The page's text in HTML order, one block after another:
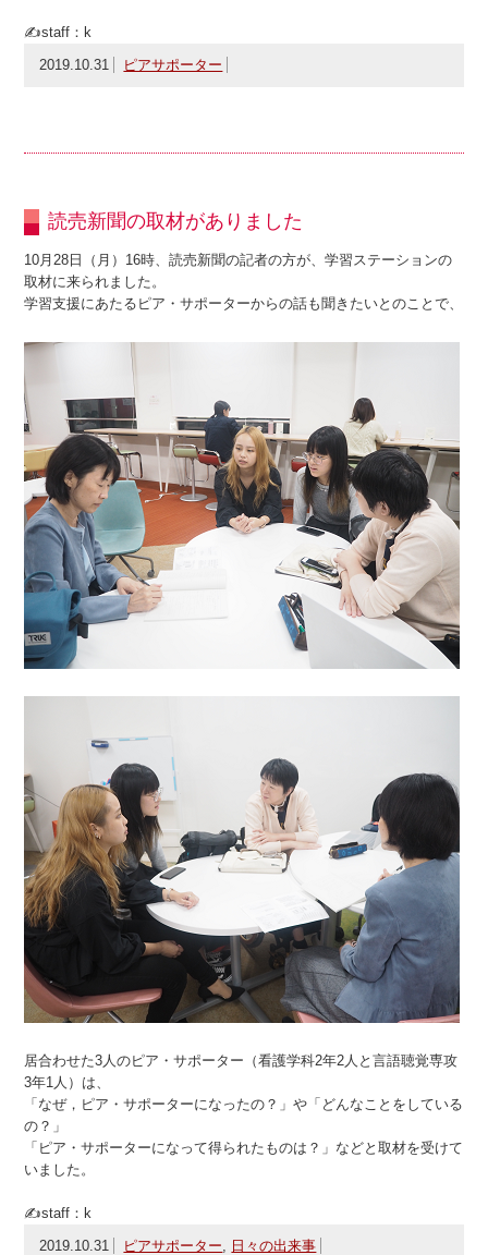
✍staff：k
2019.10.31
ピアサポーター
読売新聞の取材がありました
10月28日（月）16時、読売新聞の記者の方が、学習ステーションの
取材に来られました。
学習支援にあたるピア・サポーターからの話も聞きたいとのことで、
居合わせた3人のピア・サポーター（看護学科2年2人と言語聴覚専攻
3年1人）は、
「なぜ，ピア・サポーターになったの？」や「どんなことをしている
の？」
「ピア・サポーターになって得られたものは？」などと取材を受けて
いました。
✍staff：k
2019.10.31
ピアサポーター, 日々の出来事